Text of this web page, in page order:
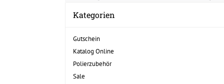
Kategorien
Gutschein
Katalog Online
Polierzubehör
Sale